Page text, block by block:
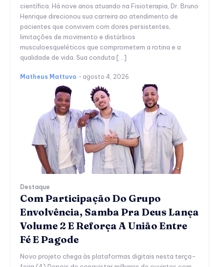
científica. Há nove anos atuando na Fisioterapia, Dr. Bruno
Henrique direcionou sua carreira ao atendimento de
pacientes que convivem com dores persistentes,
limitações de movimento e distúrbios
musculoesqueléticos que comprometem a rotina e a
qualidade de vida. Sua conduta […]
Matheus Mattuvo - agosto 4, 2026
Destaque
Com Participação Do Grupo
Envolvência, Samba Pra Deus Lança
Volume 2 E Reforça A União Entre
Fé E Pagode
Novo projeto chega às plataformas digitais nesta terça-